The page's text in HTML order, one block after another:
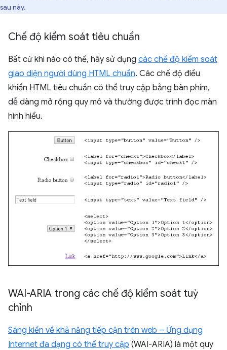
sau này.
Chế độ kiểm soát tiêu chuẩn
Bất cứ khi nào có thể, hãy sử dụng các chế độ kiểm soát
giao diện người dùng HTML chuẩn. Các chế độ điều
khiển HTML tiêu chuẩn có thể truy cập bằng bàn phím,
dễ dàng mở rộng quy mô và thường được trình đọc màn
hình hiểu.
WAI-ARIA trong các chế độ kiểm soát tuỳ
chỉnh
Sáng kiến về khả năng tiếp cận trên web – Ứng dụng
Internet đa dạng có thể truy cập (WAI-ARIA) là một quy